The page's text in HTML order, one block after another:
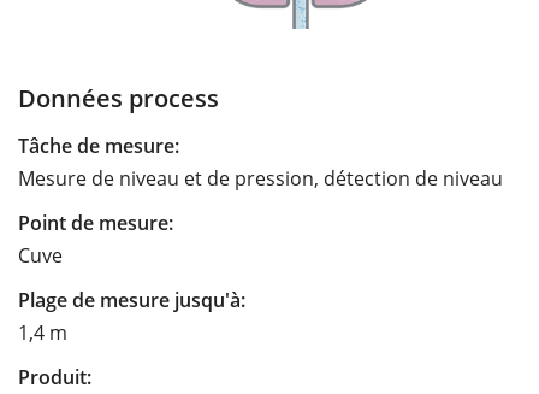
Données process
Tâche de mesure:
Mesure de niveau et de pression, détection de niveau
Point de mesure:
Cuve
Plage de mesure jusqu'à:
1,4 m
Produit: